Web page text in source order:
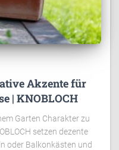
Akzente für
| KNOBLOCH
Garten Charakter zu
setzen dezente
oder Balkonkästen und